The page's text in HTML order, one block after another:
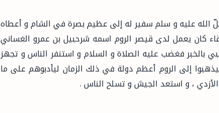
الله عليه و سلم سفير له إلى عظيم بصرة في الشام و أعطاه
كان يعمل لدى قيصر الروم اسمه شرحبيل بن عمرو الغساني
بالخبر فغضب عليه الصلاة و السلام و استنفر الناس و تجهز
إلى الروم أعظم دولة في ذلك الزمان ليأدبوهم على ما
، و استعد الجيش و تسلح الناس .